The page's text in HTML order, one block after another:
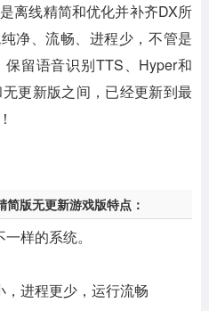
离线精简和优化并补齐DX所
净、流畅、进程少，不管是
留语音识别TTS、Hyper和
更新版之间，已经更新到最
版无更新游戏版特点：
样的系统。
进程更少，运行流畅